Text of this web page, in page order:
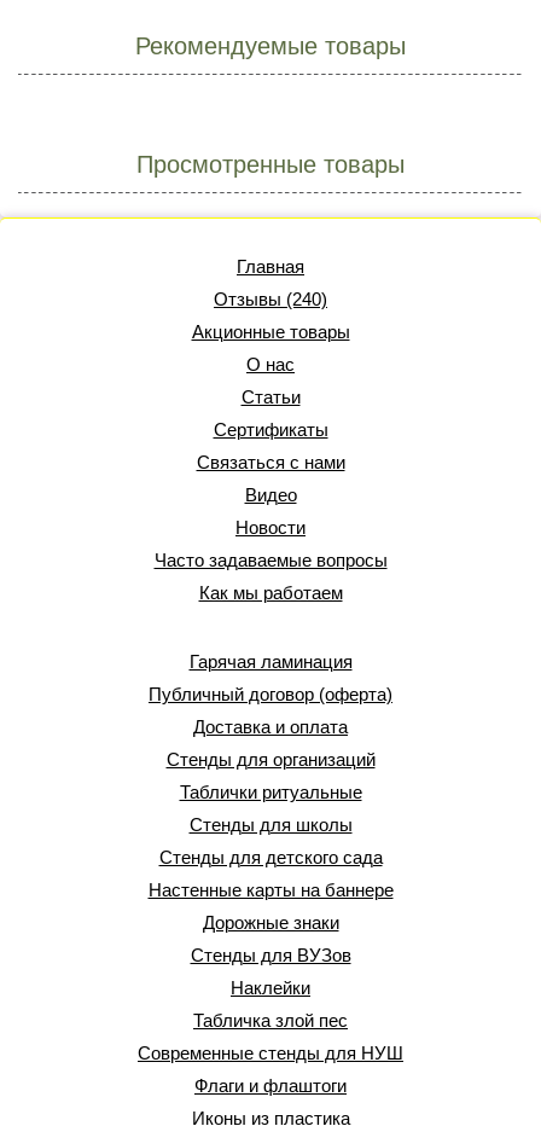
Рекомендуемые товары
Просмотренные товары
Главная
Отзывы (240)
Акционные товары
О нас
Статьи
Сертификаты
Связаться с нами
Видео
Новости
Часто задаваемые вопросы
Как мы работаем
Гарячая ламинация
Публичный договор (оферта)
Доставка и оплата
Стенды для организаций
Таблички ритуальные
Стенды для школы
Стенды для детского сада
Настенные карты на баннере
Дорожные знаки
Стенды для ВУЗов
Наклейки
Табличка злой пес
Современные стенды для НУШ
Флаги и флаштоги
Иконы из пластика